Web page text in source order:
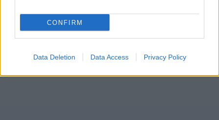
CONFIRM
Data Deletion Data Access Privacy Policy